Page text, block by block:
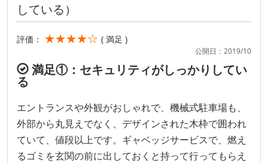
している）
評価： ★★★★☆ ( 満足 )
公開日：2019/10
満足①：セキュリティがしっかりしてい
る
エントランスや外観がおしゃれで、機械式駐車場も、
外部から丸見えでなく、デザインされた木枠で囲われ
ていて、値段以上です。ギャベッジサービスで、燃え
るゴミを玄関の前に出しておくと持って行ってもらえ